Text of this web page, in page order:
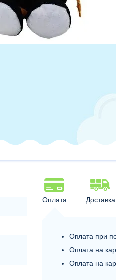
Оплата Доставка
Оплата при
Оплата на
Оплата на